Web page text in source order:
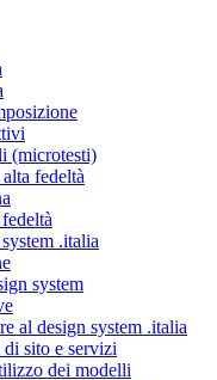
(microtesti)
fedeltà
.italia
system
al design system .italia
sito e servizi
dei modelli